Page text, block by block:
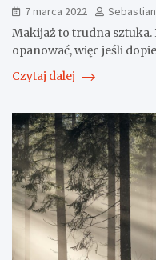
7 marca 2022
Makijaż to trudna sztuka.
opanować, więc jeśli
Czytaj dalej